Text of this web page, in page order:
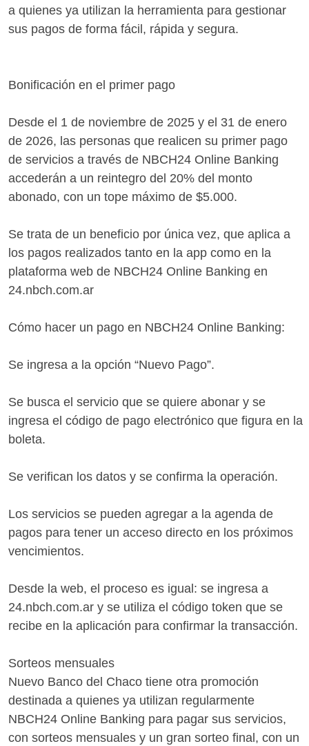
a quienes ya utilizan la herramienta para gestionar
sus pagos de forma fácil, rápida y segura.
Bonificación en el primer pago
Desde el 1 de noviembre de 2025 y el 31 de enero
de 2026, las personas que realicen su primer pago
de servicios a través de NBCH24 Online Banking
accederán a un reintegro del 20% del monto
abonado, con un tope máximo de $5.000.
Se trata de un beneficio por única vez, que aplica a
los pagos realizados tanto en la app como en la
plataforma web de NBCH24 Online Banking en
24.nbch.com.ar
Cómo hacer un pago en NBCH24 Online Banking:
Se ingresa a la opción “Nuevo Pago”.
Se busca el servicio que se quiere abonar y se
ingresa el código de pago electrónico que figura en la
boleta.
Se verifican los datos y se confirma la operación.
Los servicios se pueden agregar a la agenda de
pagos para tener un acceso directo en los próximos
vencimientos.
Desde la web, el proceso es igual: se ingresa a
24.nbch.com.ar y se utiliza el código token que se
recibe en la aplicación para confirmar la transacción.
Sorteos mensuales
Nuevo Banco del Chaco tiene otra promoción
destinada a quienes ya utilizan regularmente
NBCH24 Online Banking para pagar sus servicios,
con sorteos mensuales y un gran sorteo final, con un